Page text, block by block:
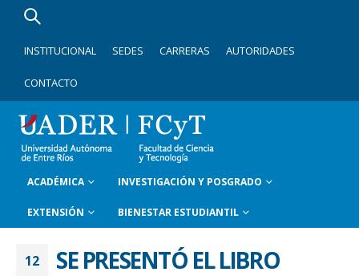
INSTITUCIONAL SEDES CARRERAS AUTORIDADES
CONTACTO
ACADÉMICA INVESTIGACIÓN Y POSGRADO
EXTENSIÓN BIENESTAR ESTUDIANTIL
12
SE PRESENTÓ EL LIBRO